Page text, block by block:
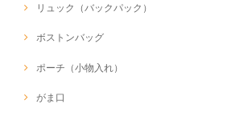
リュック（バックパック）
ボストンバッグ
ポーチ（小物入れ）
がま口